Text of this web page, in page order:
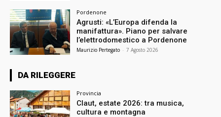
Pordenone
Agrusti: «L’Europa difenda la
manifattura». Piano per salvare
l’elettrodomestico a Pordenone
Maurizio Pertegato - 7 Agosto 2026
DA RILEGGERE
Provincia
Claut, estate 2026: tra musica,
cultura e montagna